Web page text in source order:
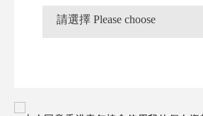
請選擇 Please choose